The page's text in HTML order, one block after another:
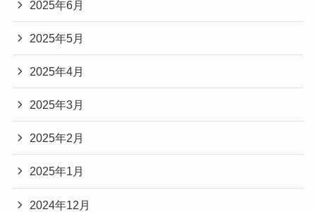
2025年6月
2025年5月
2025年4月
2025年3月
2025年2月
2025年1月
2024年12月